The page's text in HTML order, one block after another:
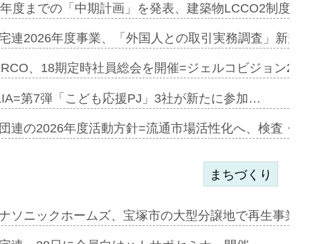
見込む=…
開始=三協…
分譲M専用…
度までの「中期計画」を発表、建築物LCCO2制度
連2026年度事業、「外国人との取引実務調査」新規
、18期定時社員総会を開催=ジェルコビジョン
第7弾「こども応援PJ」3社が新たに参加…
連の2026年度活動方針=流通市場活性化へ、検査・
ず=「物…
まちづくり
ソニックホームズ、宝塚市の大型分譲地で再生事業